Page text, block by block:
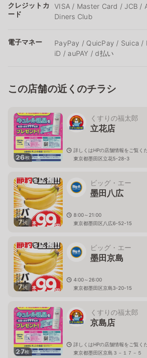
クレジットカ
ード
VISA / Master Card / JCB /
Diners Club
電子マネー
PayPay / QuicPay / Suica /
iD / auPAY / d払い
この店舗の近くのチラシ
26枚
くすりの福太郎
立花店
詳しくはHPの店舗情報をご覧く
東京都墨田区立花5-28-3
7枚
ビッグ・エー
墨田八広
8:00～21:00
東京都墨田区八広6-52-15
7枚
ビッグ・エー
墨田京島
4:00～26:00
東京都墨田区京島3-20-15
27枚
くすりの福太郎
京島店
詳しくはHPの店舗情報をご覧く
東京都墨田区京島３－１７－５